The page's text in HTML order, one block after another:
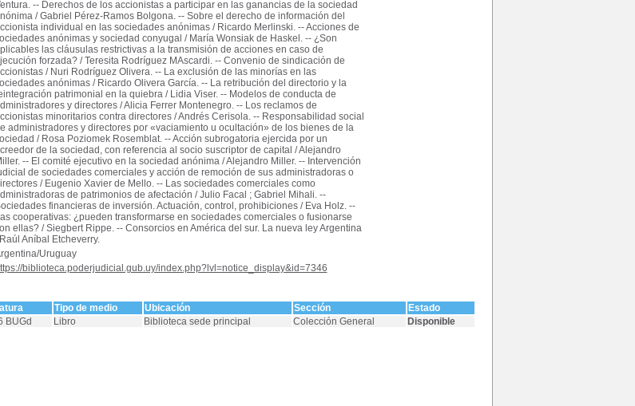
-- Derechos de los accionistas a participar en las ganancias de la sociedad
/ Gabriel Pérez-Ramos Bolgona. -- Sobre el derecho de información del
individual en las sociedades anónimas / Ricardo Merlinski. -- Acciones de
anónimas y sociedad conyugal / María Wonsiak de Haskel. -- ¿Son
las cláusulas restrictivas a la transmisión de acciones en caso de
forzada? / Teresita Rodríguez MAscardi. -- Convenio de sindicación de
/ Nuri Rodríguez Olivera. -- La exclusión de las minorías en las
anónimas / Ricardo Olivera García. -- La retribución del directorio y la
patrimonial en la quiebra / Lidia Viser. -- Modelos de conducta de
y directores / Alicia Ferrer Montenegro. -- Los reclamos de
minoritarios contra directores / Andrés Cerisola. -- Responsabilidad social
administradores y directores por «vaciamiento u ocultación» de los bienes de la
/ Rosa Poziomek Rosemblat. -- Acción subrogatoria ejercida por un
de la sociedad, con referencia al socio suscriptor de capital / Alejandro
-- El comité ejecutivo en la sociedad anónima / Alejandro Miller. -- Intervención
de sociedades comerciales y acción de remoción de sus administradoras o
/ Eugenio Xavier de Mello. -- Las sociedades comerciales como
de patrimonios de afectación / Julio Facal ; Gabriel Mihali. --
financieras de inversión. Actuación, control, prohibiciones / Eva Holz. --
cooperativas: ¿pueden transformarse en sociedades comerciales o fusionarse
ellas? / Siegbert Rippe. -- Consorcios en América del sur. La nueva ley Argentina
Aníbal Etcheverry.
Uruguay
biblioteca.poderjudicial.gub.uy/index.php?lvl=notice_display&id=7346
Tipo de medio Ubicación Sección
Estado
BUGd Libro Biblioteca sede principal Colección General Disponible